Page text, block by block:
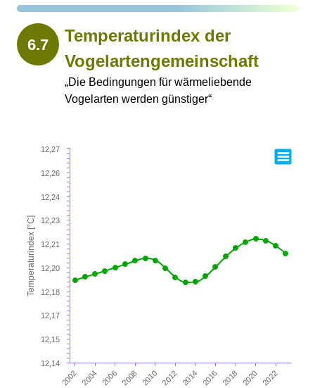
6.7
Temperaturindex der
Vogelartengemeinschaft
„Die Bedingungen für wärmeliebende
Vogelarten werden günstiger“
Temperaturindex [°C]
2002 2004 2006 2008 2010 2012 2014 2016 2018 2020 2022
12,14
12,15
12,17
12,18
12,20
12,21
12,23
12,24
12,26
12,27